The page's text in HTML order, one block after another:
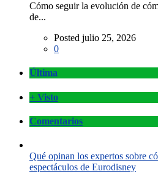
Cómo seguir la evolución de
de...
Posted julio 25, 2026
0
Última
+ Visto
Comentarios
Qué opinan los expertos sobre
espectáculos de Eurodisney